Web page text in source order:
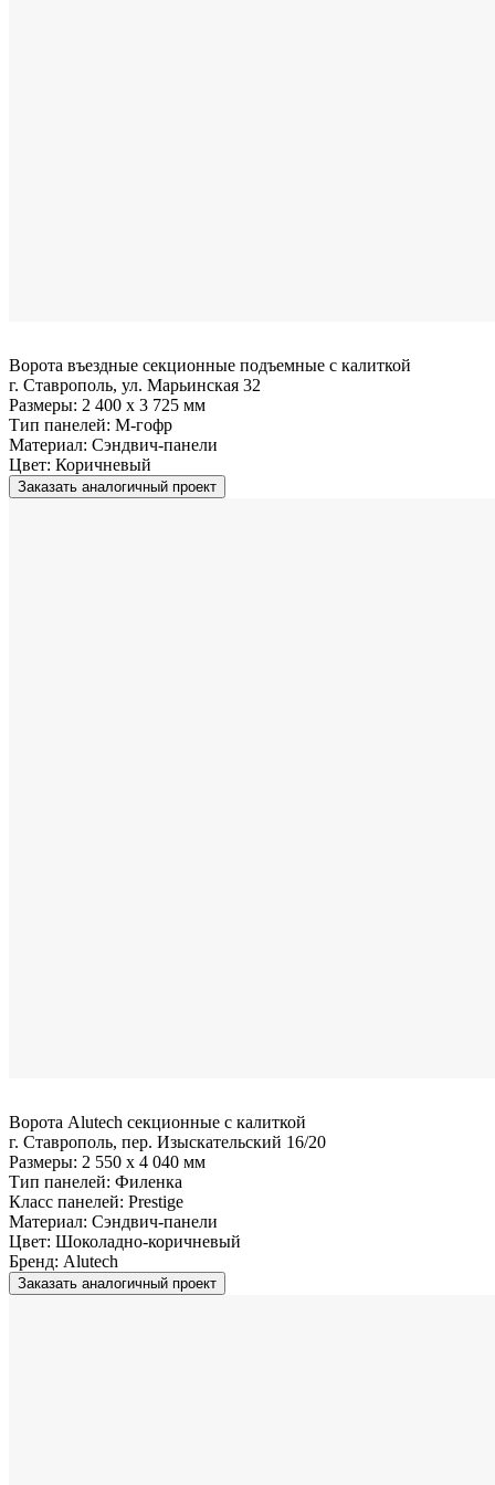
Ворота въездные секционные подъемные с калиткой
г. Ставрополь, ул. Марьинская 32
Размеры: 2 400 x 3 725 мм
Тип панелей: M-гофр
Материал: Сэндвич-панели
Цвет: Коричневый
Заказать аналогичный проект
Ворота Alutech секционные с калиткой
г. Ставрополь, пер. Изыскательский 16/20
Размеры: 2 550 x 4 040 мм
Тип панелей: Филенка
Класс панелей: Prestige
Материал: Сэндвич-панели
Цвет: Шоколадно-коричневый
Бренд: Alutech
Заказать аналогичный проект